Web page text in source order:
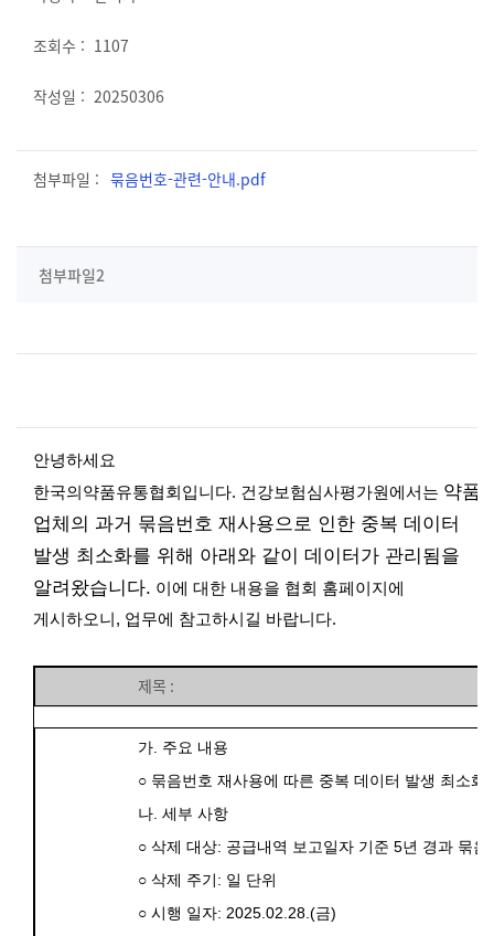
1107
20250306
묶음번호-관련-안내.pdf
첨부파일2
안녕하세요
한국의약품유통협회입니다. 건강보험심사평가원에서는 약품
업체의 과거 묶음번호 재사용으로 인한 중복 데이터
발생 최소화를 위해 아래와 같이 데이터가 관리됨을
알려왔습니다. 이에 대한 내용을 협회 홈페이지에
게시하오니, 업무에 참고하시길 바랍니다.
가 주요 내용
○ 묶음번호 재사용에 따른 중복 데이터 발생 최소
나 .세부 사항
○삭제 대상: 공급내역 보고일자 기준5년 경과 묶음
○삭제 주기 : 일 단위
○시행 일자: 2025.02.28.(금)